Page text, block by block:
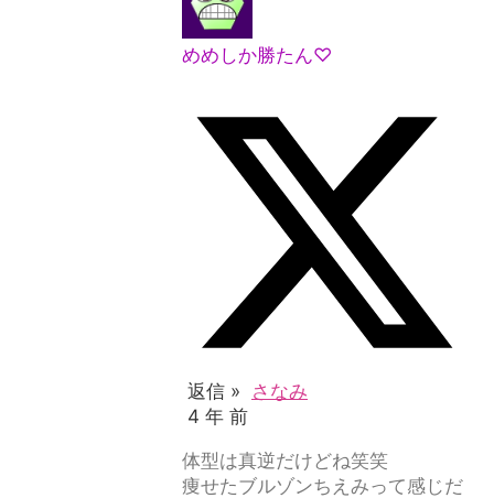
めめしか勝たん♡
返信 » さなみ
4 年 前
体型は真逆だけどね笑笑
痩せたブルゾンちえみって感じだ